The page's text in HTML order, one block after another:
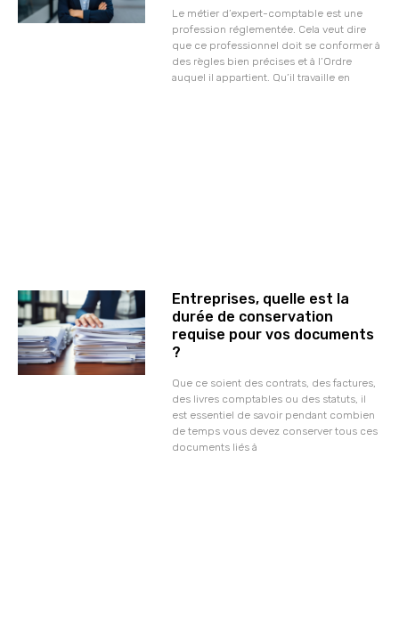
Le métier d’expert-comptable est une
profession réglementée. Cela veut dire
que ce professionnel doit se conformer à
des règles bien précises et à l’Ordre
auquel il appartient. Qu’il travaille en
Entreprises, quelle est la
durée de conservation
requise pour vos documents
?
Que ce soient des contrats, des factures,
des livres comptables ou des statuts, il
est essentiel de savoir pendant combien
de temps vous devez conserver tous ces
documents liés à